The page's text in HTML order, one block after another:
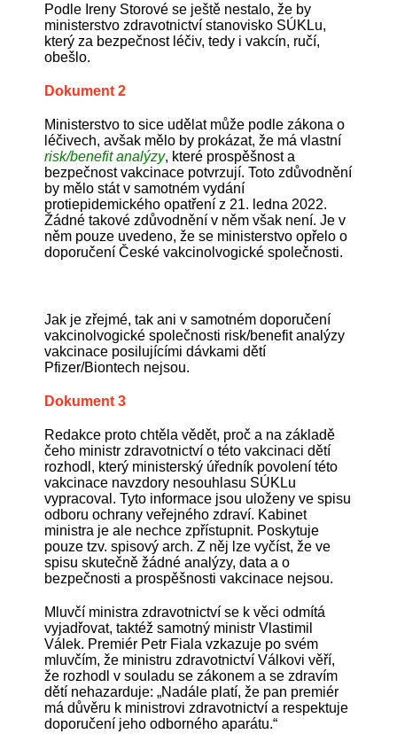
Podle Ireny Storové se ještě nestalo, že by
ministerstvo zdravotnictví stanovisko SÚKLu,
který za bezpečnost léčiv, tedy i vakcín, ručí,
obešlo.
Dokument 2
Ministerstvo to sice udělat může podle zákona o
léčivech, avšak mělo by prokázat, že má vlastní
risk/benefit analýzy, které prospěšnost a
bezpečnost vakcinace potvrzují. Toto zdůvodnění
by mělo stát v samotném vydání
protiepidemického opatření z 21. ledna 2022.
Žádné takové zdůvodnění v něm však není. Je v
něm pouze uvedeno, že se ministerstvo opřelo o
doporučení České vakcinolvogické společnosti.
Jak je zřejmé, tak ani v samotném doporučení
vakcinolvogické společnosti risk/benefit analýzy
vakcinace posilujícími dávkami dětí
Pfizer/Biontech nejsou.
Dokument 3
Redakce proto chtěla vědět, proč a na základě
čeho ministr zdravotnictví o této vakcinaci dětí
rozhodl, který ministerský úředník povolení této
vakcinace navzdory nesouhlasu SÚKLu
vypracoval. Tyto informace jsou uloženy ve spisu
odboru ochrany veřejného zdraví. Kabinet
ministra je ale nechce zpřístupnit. Poskytuje
pouze tzv. spisový arch. Z něj lze vyčíst, že ve
spisu skutečně žádné analýzy, data a o
bezpečnosti a prospěšnosti vakcinace nejsou.
Mluvčí ministra zdravotnictví se k věci odmítá
vyjadřovat, taktéž samotný ministr Vlastimil
Válek. Premiér Petr Fiala vzkazuje po svém
mluvčím, že ministru zdravotnictví Válkovi věří,
že rozhodl v souladu se zákonem a se zdravím
dětí nehazarduje: „Nadále platí, že pan premiér
má důvěru k ministrovi zdravotnictví a respektuje
doporučení jeho odborného aparátu.“